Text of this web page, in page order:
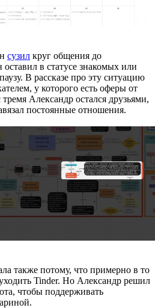
сузил круг общения до
в статусе знакомых или
В рассказе про эту ситуацию
у которого есть оферы от
Александр остался друзьями,
постоянные отношения.
также потому, что примерно в то
Tinder. Но Александр решил
чтобы поддерживать